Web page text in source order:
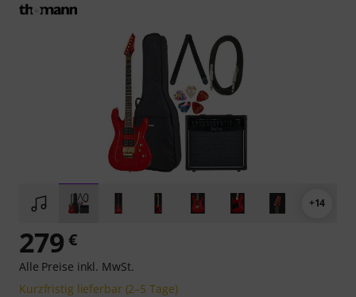
+14
279 €
Alle Preise inkl. MwSt.
Kurzfristig lieferbar (2–5 Tage)